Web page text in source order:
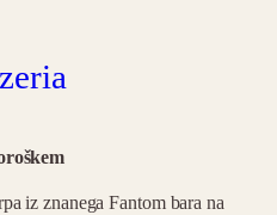
iz znanega Fantom bara na